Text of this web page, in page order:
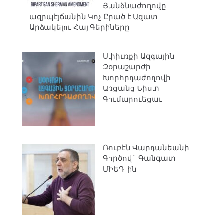
Յանձնաժողովը
ազրպէյճանին Կոչ Ըրած է Ազատ
Արձակելու Հայ Գերիները
Սփիւռքի Ազգային
Զօրաշարժի
Խորհրդաժողովի
Առցանց Նիստ
Գումարուեցաւ
Ռուբէն Վարդանեանի
Գործով` Գանգատ
ՄԻԵԴ-ին